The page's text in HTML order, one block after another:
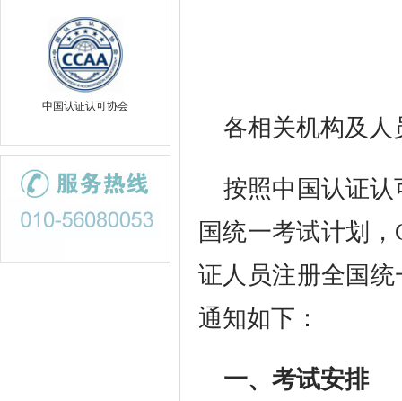
中国认证认可协会
各相关机构及人
按照中国认证
国统一考试计划
证人员注册全国
通知如下：
一、考试安排